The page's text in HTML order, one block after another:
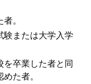
。
験または大学入学
を卒業した者と同
た者。